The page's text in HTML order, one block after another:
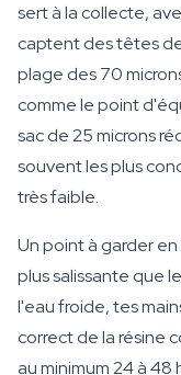
sert à la collecte,
captent des têtes
plage des 70
comme le point
sac de 25 microns
souvent les plus
très faible.
Un point à garder
plus salissante que
l'eau froide, tes
correct de la résine
au minimum 24 à 48